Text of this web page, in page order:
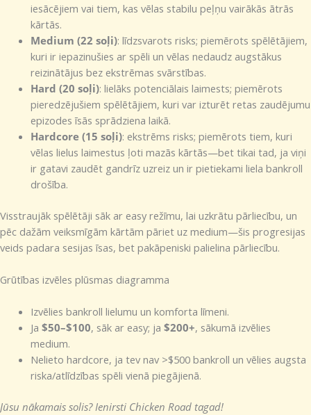
iesācējiem vai tiem, kas vēlas stabilu peļņu vairākās ātrās
kārtās.
Medium (22 soļi): līdzsvarots risks; piemērots spēlētājiem,
kuri ir iepazinušies ar spēli un vēlas nedaudz augstākus
reizinātājus bez ekstrēmas svārstības.
Hard (20 soļi): lielāks potenciālais laimests; piemērots
pieredzējušiem spēlētājiem, kuri var izturēt retas zaudējumu
epizodes īsās sprādziena laikā.
Hardcore (15 soļi): ekstrēms risks; piemērots tiem, kuri
vēlas lielus laimestus ļoti mazās kārtās—bet tikai tad, ja viņi
ir gatavi zaudēt gandrīz uzreiz un ir pietiekami liela bankroll
drošība.
Visstraujāk spēlētāji sāk ar easy režīmu, lai uzkrātu pārliecību, un
pēc dažām veiksmīgām kārtām pāriet uz medium—šis progresijas
veids padara sesijas īsas, bet pakāpeniski palielina pārliecību.
Grūtības izvēles plūsmas diagramma
Izvēlies bankroll lielumu un komforta līmeni.
Ja $50–$100, sāk ar easy; ja $200+, sākumā izvēlies
medium.
Nelieto hardcore, ja tev nav >$500 bankroll un vēlies augsta
riska/atlīdzības spēli vienā piegājienā.
Jūsu nākamais solis? Ienirsti Chicken Road tagad!